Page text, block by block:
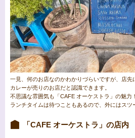
一見、何のお店なのかわかりづらいですが、店先
カレーが売りのお店だと認識できます。
不思議な雰囲気も「CAFE オーケストラ」の魅力！
ランチタイムは待つこともあるので、外にはスツ
「CAFE オーケストラ」の店内